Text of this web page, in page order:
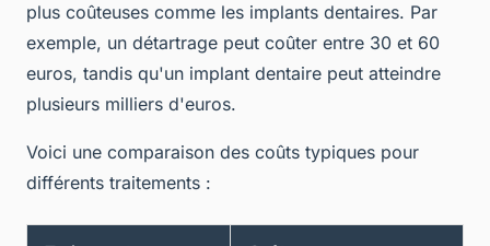
plus coûteuses comme les implants dentaires. Par
exemple, un détartrage peut coûter entre 30 et 60
euros, tandis qu'un implant dentaire peut atteindre
plusieurs milliers d'euros.
Voici une comparaison des coûts typiques pour
différents traitements :